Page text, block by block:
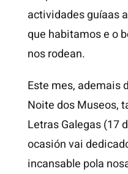
actividades guíaas
que habitamos e o
nos rodean.
Este mes, ademais
Noite dos Museos,
Letras Galegas (17
ocasión vai
incansable pola